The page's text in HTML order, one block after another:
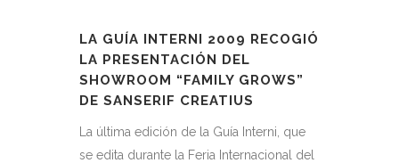
LA GUÍA INTERNI 2009 RECOGIÓ
LA PRESENTACIÓN DEL
SHOWROOM “FAMILY GROWS”
DE SANSERIF CREATIUS
La última edición de la Guía Interni, que
se edita durante la Feria Internacional del